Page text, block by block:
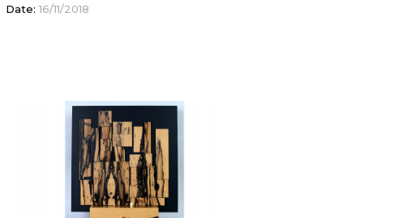
Date: 16/11/2018